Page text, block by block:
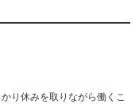
り休みを取りながら働くこ